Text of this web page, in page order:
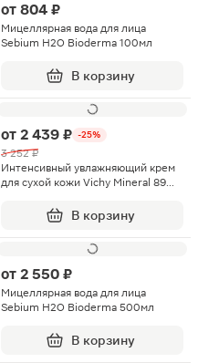
от 804 ₽
Мицеллярная вода для лица
Sebium Н2О Bioderma 100мл
В корзину
от 2 439 ₽ -25%
3 252 ₽
Интенсивный увлажняющий крем
для сухой кожи Vichy Mineral 89
В корзину
от 2 550 ₽
Мицеллярная вода для лица
Sebium Н2О Bioderma 500мл
В корзину